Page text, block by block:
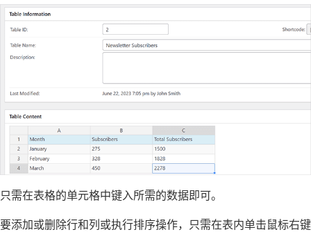
只需在表格的单元格中键入所需的数据即可。
要添加或删除行和列或执行排序操作，只需在表内单击鼠标右键